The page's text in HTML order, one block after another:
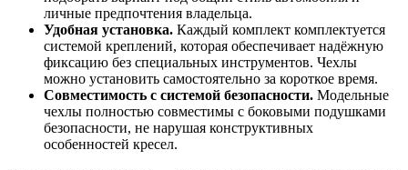
личные предпочтения владельца.
Удобная установка. Каждый комплект комплектуется
системой креплений, которая обеспечивает надёжную
фиксацию без специальных инструментов. Чехлы
можно установить самостоятельно за короткое время.
Совместимость с системой безопасности. Модельные
чехлы полностью совместимы с боковыми подушками
безопасности, не нарушая конструктивных
особенностей кресел.